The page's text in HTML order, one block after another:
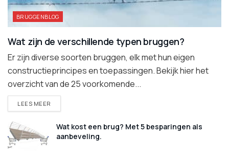
BRUGGENBLOG
Wat zijn de verschillende typen bruggen?
Er zijn diverse soorten bruggen, elk met hun eigen
constructieprincipes en toepassingen. Bekijk hier het
overzicht van de 25 voorkomende...
LEES MEER
Wat kost een brug? Met 5 besparingen als
aanbeveling.